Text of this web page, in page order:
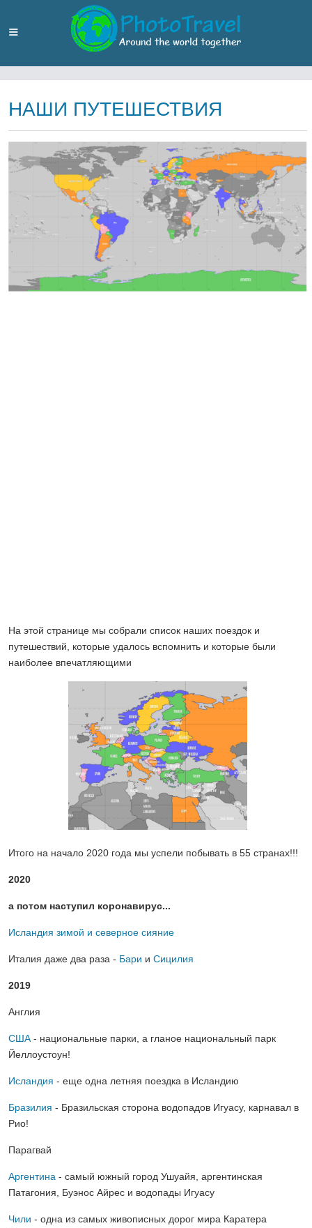
НАШИ ПУТЕШЕСТВИЯ
На этой странице мы собрали список наших поездок и
путешествий, которые удалось вспомнить и которые были
наиболее впечатляющими
Итого на начало 2020 года мы успели побывать в 55 странах!!!
2020
а потом наступил коронавирус...
Исландия зимой и северное сияние
Италия даже два раза - Бари и Сицилия
2019
Англия
США - национальные парки, а гланое национальный парк
Йеллоустоун!
Исландия - еще одна летняя поездка в Исландию
Бразилия - Бразильская сторона водопадов Игуасу, карнавал в
Рио!
Парагвай
Аргентина - самый южный город Ушуайя, аргентинская
Патагония, Буэнос Айрес и водопады Игуасу
Чили - одна из самых живописных дорог мира Каратера